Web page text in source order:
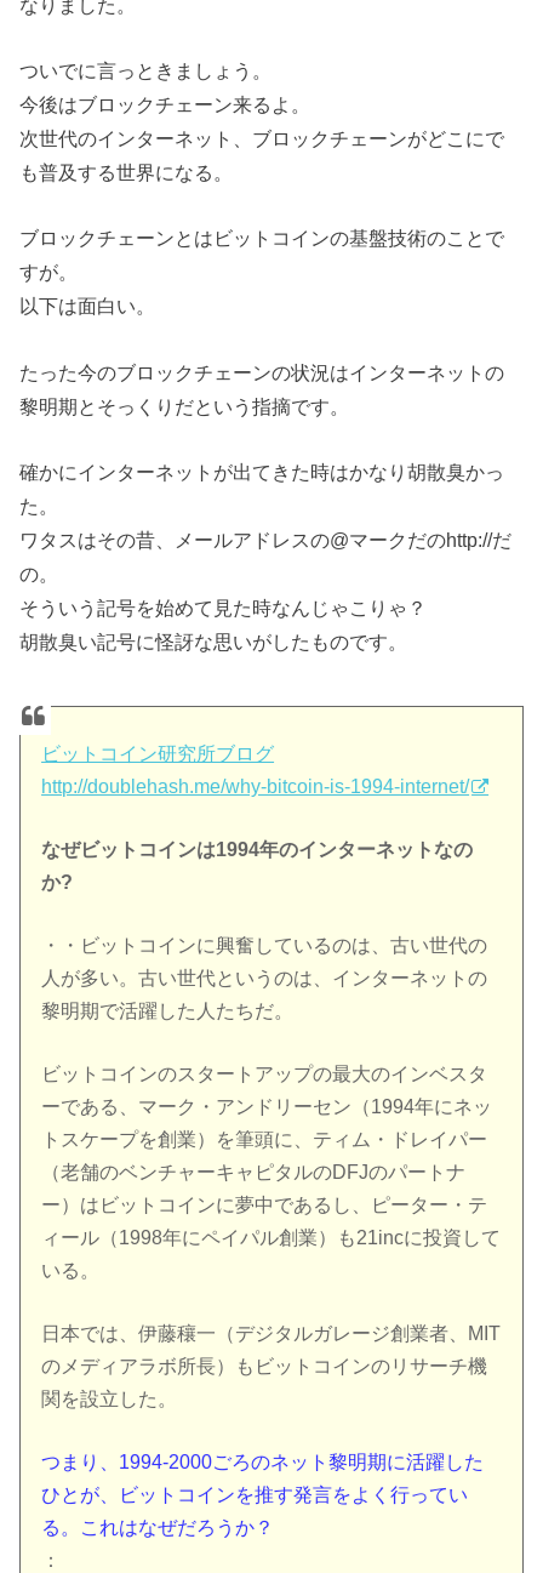
なりました。
ついでに言っときましょう。
今後はブロックチェーン来るよ。
次世代のインターネット、ブロックチェーンがどこにで
も普及する世界になる。
ブロックチェーンとはビットコインの基盤技術のことで
すが。
以下は面白い。
たった今のブロックチェーンの状況はインターネットの
黎明期とそっくりだという指摘です。
確かにインターネットが出てきた時はかなり胡散臭かっ
た。
ワタスはその昔、メールアドレスの@マークだのhttp://だ
の。
そういう記号を始めて見た時なんじゃこりゃ？
胡散臭い記号に怪訝な思いがしたものです。
ビットコイン研究所ブログ
http://doublehash.me/why-bitcoin-is-1994-internet/
なぜビットコインは1994年のインターネットなの
か?
・・ビットコインに興奮しているのは、古い世代の
人が多い。古い世代というのは、インターネットの
黎明期で活躍した人たちだ。
ビットコインのスタートアップの最大のインベスタ
ーである、マーク・アンドリーセン（1994年にネッ
トスケープを創業）を筆頭に、ティム・ドレイパー
（老舗のベンチャーキャピタルのDFJのパートナ
ー）はビットコインに夢中であるし、ピーター・テ
ィール（1998年にペイパル創業）も21incに投資して
いる。
日本では、伊藤穰一（デジタルガレージ創業者、MIT
のメディアラボ所長）もビットコインのリサーチ機
関を設立した。
つまり、1994-2000ごろのネット黎明期に活躍した
ひとが、ビットコインを推す発言をよく行ってい
る。これはなぜだろうか？
：